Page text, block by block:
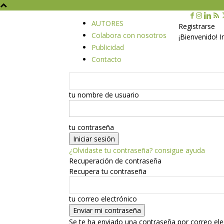
AUTORES
Colabora con nosotros
Publicidad
Contacto
Registrarse
¡Bienvenido!
tu nombre de usuario
tu contraseña
¿Olvidaste tu contraseña? consigue ayuda
Recuperación de contraseña
Recupera tu contraseña
tu correo electrónico
Se te ha enviado una contraseña por correo